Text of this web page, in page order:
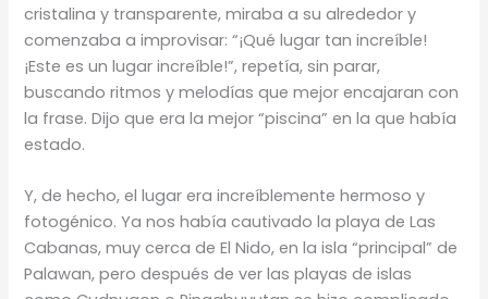
cristalina y transparente, miraba a su alrededor y
comenzaba a improvisar: “¡Qué lugar tan increíble!
¡Este es un lugar increíble!”, repetía, sin parar,
buscando ritmos y melodías que mejor encajaran con
la frase. Dijo que era la mejor “piscina” en la que había
estado.
Y, de hecho, el lugar era increíblemente hermoso y
fotogénico. Ya nos había cautivado la playa de Las
Cabanas, muy cerca de El Nido, en la isla “principal” de
Palawan, pero después de ver las playas de islas